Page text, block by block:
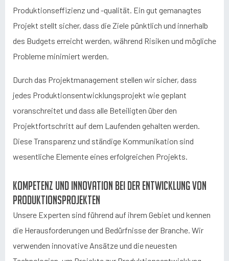
Produktionseffizienz und -qualität. Ein gut gemanagtes
Projekt stellt sicher, dass die Ziele pünktlich und innerhalb
des Budgets erreicht werden, während Risiken und mögliche
Probleme minimiert werden.
Durch das Projektmanagement stellen wir sicher, dass
jedes Produktionsentwicklungsprojekt wie geplant
voranschreitet und dass alle Beteiligten über den
Projektfortschritt auf dem Laufenden gehalten werden.
Diese Transparenz und ständige Kommunikation sind
wesentliche Elemente eines erfolgreichen Projekts.
Kompetenz und Innovation bei der Entwicklung von
Produktionsprojekten
Unsere Experten sind führend auf ihrem Gebiet und kennen
die Herausforderungen und Bedürfnisse der Branche. Wir
verwenden innovative Ansätze und die neuesten